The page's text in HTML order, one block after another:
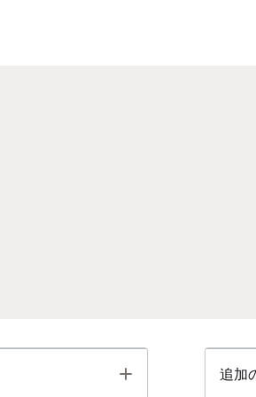
Toggle 追加